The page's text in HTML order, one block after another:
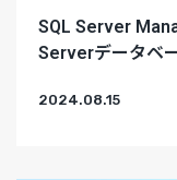
SQL Server
Serverデータベ
2024.08.15